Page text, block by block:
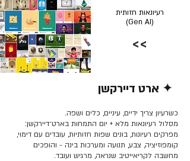
רעיונאות חזותית
(Gen AI)
>>
✦ ארט דיירקשן
כשרעיון צריך ידיים, עיניים, כלים ושפה.
מסלול רעיונאות מלא + יום התמחות בארט־דיירקשן:
מפרקים רעיונות, בונים שפות חזותיות, עובדים עם דימוי,
קומפוזיציה, צבע, תנועה ומערכות בינה - והופכים
מחשבה לקריאייטיב שנראה, מרגיש ועובד.